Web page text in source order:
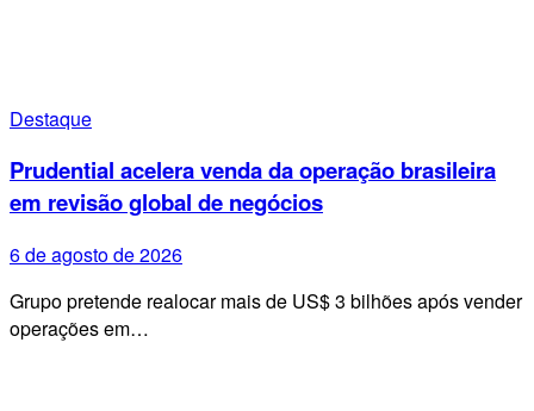
Destaque
Prudential acelera venda da operação brasileira
em revisão global de negócios
6 de agosto de 2026
Grupo pretende realocar mais de US$ 3 bilhões após vender
operações em…